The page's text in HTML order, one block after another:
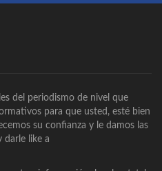
del periodismo de nivel que
para que usted, esté bien
su confianza y le damos las
darle like a